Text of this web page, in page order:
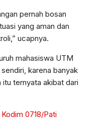
pernah bosan
yang aman dan
ucapnya.
mahasiswa UTM
karena banyak
ternyata akibat dari
0718/Pati